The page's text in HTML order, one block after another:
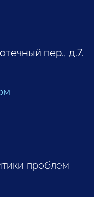
пер., д.7.
проблем